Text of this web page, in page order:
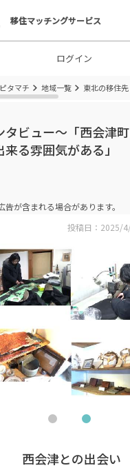
移住マッチングサービス
ログイン
タマチ 地域一覧 東北の移住先
タビュー～「西会津
る雰囲気がある」
が含まれる場合があります。
投稿日：2025/
西会津との出会い